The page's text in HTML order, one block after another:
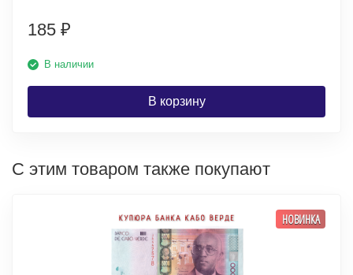
185 ₽
В наличии
В корзину
С этим товаром также покупают
НОВИНКА